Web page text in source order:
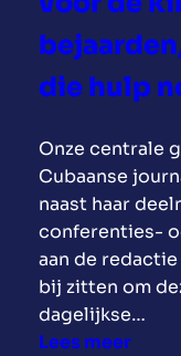
n
a
:
t
e
m
m
e
n
u
i
die hulp
Onze centrale
Cubaanse
naast haar
conferenties-
aan de redactie
bij zitten om
dagelijkse…
Lees meer: